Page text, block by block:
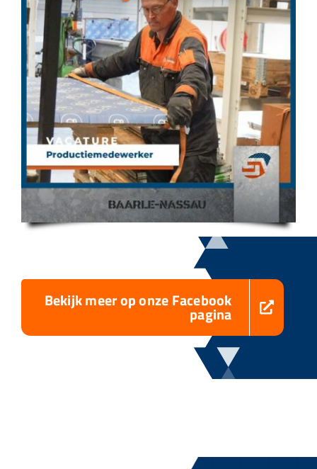
Bekijk meer op onze Facebook
pagina